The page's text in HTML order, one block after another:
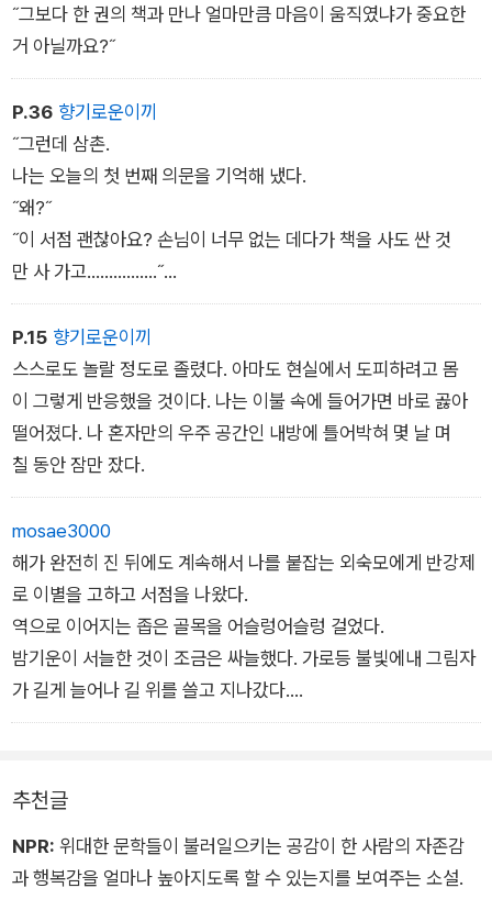
˝그보다 한 권의 책과 만나 얼마만큼 마음이 움직였냐가 중요한
거 아닐까요?˝
P.36 향기로운이끼
˝그런데 삼촌.
나는 오늘의 첫 번째 의문을 기억해 냈다.
˝왜?˝
˝이 서점 괜찮아요? 손님이 너무 없는 데다가 책을 사도 싼 것
만 사 가고…………….˝
외삼촌은 유쾌하게 소리 내어 웃었다.
P.15 향기로운이끼
스스로도 놀랄 정도로 졸렸다. 아마도 현실에서 도피하려고 몸
이 그렇게 반응했을 것이다. 나는 이불 속에 들어가면 바로 곯아
떨어졌다. 나 혼자만의 우주 공간인 내방에 틀어박혀 몇 날 며
칠 동안 잠만 잤다.
mosae3000
해가 완전히 진 뒤에도 계속해서 나를 붙잡는 외숙모에게 반강제
로 이별을 고하고 서점을 나왔다.
역으로 이어지는 좁은 골목을 어슬렁어슬렁 걸었다.
밤기운이 서늘한 것이 조금은 싸늘했다. 가로등 불빛에내 그림자
가 길게 늘어나 길 위를 쓸고 지나갔다.
보루 앞을 지나갈 때 나도 모르게 발걸음을 멈췄다.
의 개처럼 반사적으로 커피를 마시고 싶어졌다. 시계를 보니 아
직 8시가 조금 지난 시각이었다. 나는 빨려들어가듯 문을 열고 안
으로 들어섰다.
가게 안은 늘 그렇듯 밤이 되어서도 활기가 넘쳤다. 손님들이 웃
추천글
NPR: 위대한 문학들이 불러일으키는 공감이 한 사람의 자존감
과 행복감을 얼마나 높아지도록 할 수 있는지를 보여주는 소설.